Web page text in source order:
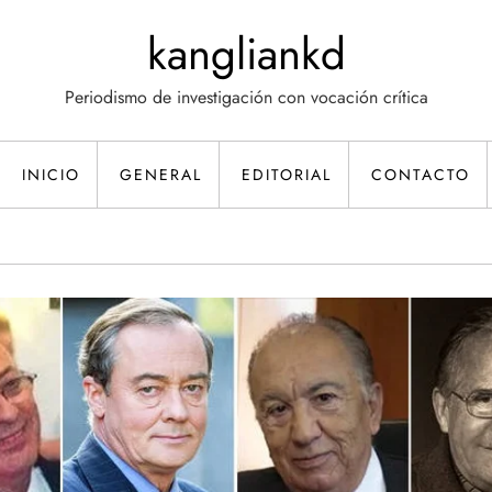
kangliankd
Periodismo de investigación con vocación crítica
INICIO GENERAL EDITORIAL CONTACTO